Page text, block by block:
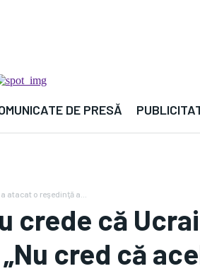
🌍
DE PRESĂ
atacat o reşedinţă a...
crede că
cred că